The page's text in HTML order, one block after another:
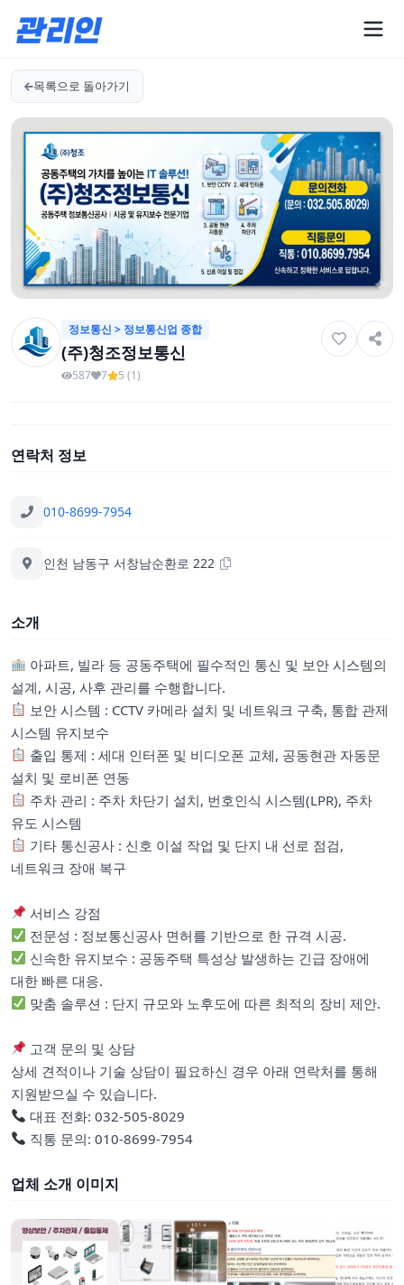
목록으로 돌아가기
정보통신 > 정보통신업 종합
(주)청조정보통신
587 7 5 (1)
연락처 정보
010-8699-7954
인천 남동구 서창남순환로 222
소개
아파트, 빌라 등 공동주택에 필수적인 통신 및 보안 시스템의
설계, 시공, 사후 관리를 수행합니다.
보안 시스템 : CCTV 카메라 설치 및 네트워크 구축, 통합 관제
시스템 유지보수
출입 통제 : 세대 인터폰 및 비디오폰 교체, 공동현관 자동문
설치 및 로비폰 연동
주차 관리 : 주차 차단기 설치, 번호인식 시스템(LPR), 주차
유도 시스템
기타 통신공사 : 신호 이설 작업 및 단지 내 선로 점검,
네트워크 장애 복구
서비스 강점
전문성 : 정보통신공사 면허를 기반으로 한 규격 시공.
신속한 유지보수 : 공동주택 특성상 발생하는 긴급 장애에
대한 빠른 대응.
맞춤 솔루션 : 단지 규모와 노후도에 따른 최적의 장비 제안.
고객 문의 및 상담
상세 견적이나 기술 상담이 필요하신 경우 아래 연락처를 통해
지원받으실 수 있습니다.
대표 전화: 032-505-8029
직통 문의: 010-8699-7954
업체 소개 이미지